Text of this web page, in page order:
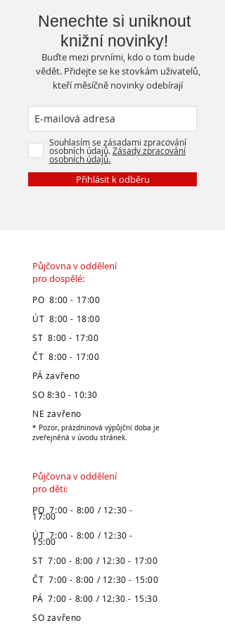
Nenechte si uniknout
knižní novinky!
Buďte mezi prvními, kdo o tom bude
vědět. Přidejte se ke stovkám uživatelů,
kteří měsíčně novinky odebírají
Souhlasím se zásadami zpracování
osobních údajů.Zásady zpracování
osobních údajů.
Přihlásit k odběru
Půjčovna v oddělení
pro dospělé:
PO 8:00 - 17:00
ÚT 8:00 - 18:00
ST 8:00 - 17:00
ČT 8:00 - 17:00
PÁ zavřeno
SO 8:30 - 10:30
NE zavřeno
* Pozor, prázdninová výpůjční doba je
zveřejněná v úvodu stránek.
Půjčovna v oddělení
pro děti:
PO 7:00 - 8:00 / 12:30 -
17:00
ÚT 7:00 - 8:00 / 12:30 -
15:00
ST 7:00 - 8:00 / 12:30 - 17:00
ČT 7:00 - 8:00 / 12:30 - 15:00
PÁ 7:00 - 8:00 / 12:30 - 15:30
SO zavřeno